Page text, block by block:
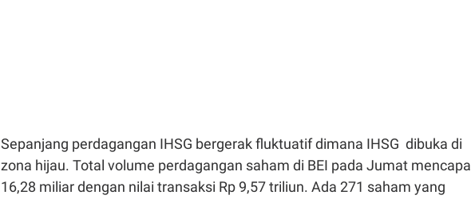
Sepanjang perdagangan IHSG bergerak fluktuatif dimana IHSG dibuka di
zona hijau. Total volume perdagangan saham di BEI pada Jumat
16,28 miliar dengan nilai transaksi Rp 9,57 triliun. Ada 271 saham yang